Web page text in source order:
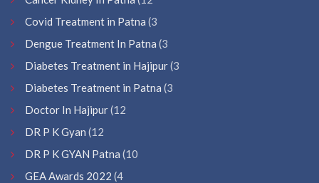
Covid Treatment in Patna (3
Dengue Treatment In Patna (3
Diabetes Treatment in Hajipur(3
Diabetes Treatment in Patna (3
Doctor In Hajipur(12
DR P K Gyan (12
DR P K GYAN Patna (10
GEA Awards 2022 (4